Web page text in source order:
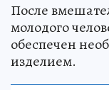
После
молодого
обеспечен
изделием.